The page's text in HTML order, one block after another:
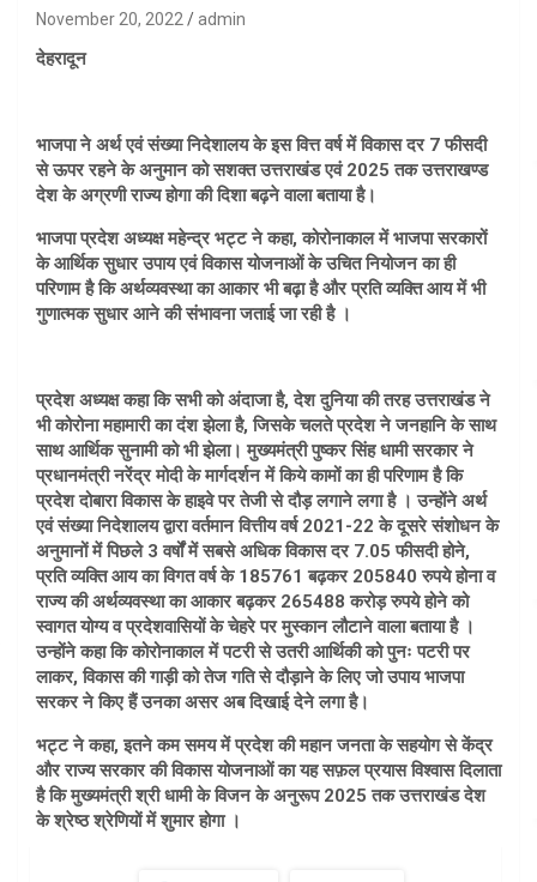
November 20, 2022 admin
देहरादून
भाजपा ने अर्थ एवं संख्या निदेशालय के इस वित्त वर्ष में विकास दर 7 फीसदी
से ऊपर रहने के अनुमान को सशक्त उत्तराखंड एवं 2025 तक उत्तराखण्ड
देश के अग्रणी राज्य होगा की दिशा बढ़ने वाला बताया है।
भाजपा प्रदेश अध्यक्ष महेन्द्र भट्ट ने कहा, कोरोनाकाल में भाजपा सरकारों
के आर्थिक सुधार उपाय एवं विकास योजनाओं के उचित नियोजन का ही
परिणाम है कि अर्थव्यवस्था का आकार भी बढ़ा है और प्रति व्यक्ति आय में भी
गुणात्मक सुधार आने की संभावना जताई जा रही है ।
प्रदेश अध्यक्ष कहा कि सभी को अंदाजा है, देश दुनिया की तरह उत्तराखंड ने
भी कोरोना महामारी का दंश झेला है, जिसके चलते प्रदेश ने जनहानि के साथ
साथ आर्थिक सुनामी को भी झेला। मुख्यमंत्री पुष्कर सिंह धामी सरकार ने
प्रधानमंत्री नरेंद्र मोदी के मार्गदर्शन में किये कामों का ही परिणाम है कि
प्रदेश दोबारा विकास के हाइवे पर तेजी से दौड़ लगाने लगा है । उन्होंने अर्थ
एवं संख्या निदेशालय द्वारा वर्तमान वित्तीय वर्ष 2021-22 के दूसरे संशोधन के
अनुमानों में पिछले 3 वर्षों में सबसे अधिक विकास दर 7.05 फीसदी होने,
प्रति व्यक्ति आय का विगत वर्ष के 185761 बढ़कर 205840 रुपये होना व
राज्य की अर्थव्यवस्था का आकार बढ़कर 265488 करोड़ रुपये होने को
स्वागत योग्य व प्रदेशवासियों के चेहरे पर मुस्कान लौटाने वाला बताया है ।
उन्होंने कहा कि कोरोनाकाल में पटरी से उतरी आर्थिकी को पुनः पटरी पर
लाकर, विकास की गाड़ी को तेज गति से दौड़ाने के लिए जो उपाय भाजपा
सरकर ने किए हैं उनका असर अब दिखाई देने लगा है।
भट्ट ने कहा, इतने कम समय में प्रदेश की महान जनता के सहयोग से केंद्र
और राज्य सरकार की विकास योजनाओं का यह सफ़ल प्रयास विश्वास दिलाता
है कि मुख्यमंत्री श्री धामी के विजन के अनुरूप 2025 तक उत्तराखंड देश
के श्रेष्ठ श्रेणियों में शुमार होगा ।